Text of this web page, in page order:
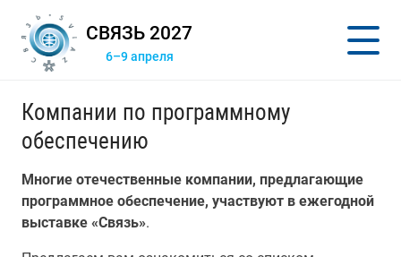
СВЯЗЬ 2027
6–9 апреля
Компании по программному
обеспечению
Многие отечественные компании, предлагающие
программное обеспечение, участвуют в ежегодной
выставке «Связь».